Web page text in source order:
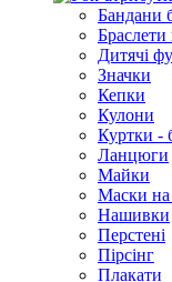
Бандани
Браслети
Дитячі
Значки
Кепки
Кулони
Куртки -
Ланцюги
Майки
Маски на
Нашивки
Перстені
Пірсінг
Плакати